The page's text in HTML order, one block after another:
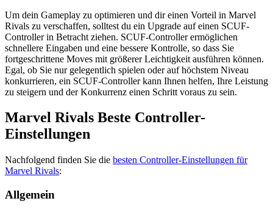
Um dein Gameplay zu optimieren und dir einen Vorteil in Marvel
Rivals zu verschaffen, solltest du ein Upgrade auf einen SCUF-
Controller in Betracht ziehen. SCUF-Controller ermöglichen
schnellere Eingaben und eine bessere Kontrolle, so dass Sie
fortgeschrittene Moves mit größerer Leichtigkeit ausführen können.
Egal, ob Sie nur gelegentlich spielen oder auf höchstem Niveau
konkurrieren, ein SCUF-Controller kann Ihnen helfen, Ihre Leistung
zu steigern und der Konkurrenz einen Schritt voraus zu sein.
Marvel Rivals Beste Controller-
Einstellungen
Nachfolgend finden Sie die besten Controller-Einstellungen für
Marvel Rivals:
Allgemein